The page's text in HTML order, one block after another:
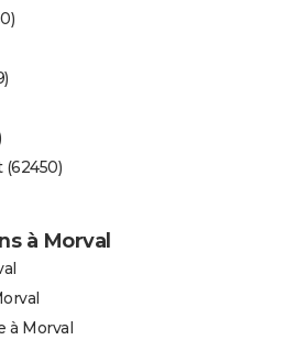
à Morval
à Morval